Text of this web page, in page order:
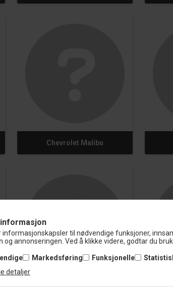
informasjonskapsler til nødvendige funksjoner,
og annonseringen. Ved å klikke videre, godtar du
Markedsføring Funksjonelle
detaljer
Chevrolet Malibu